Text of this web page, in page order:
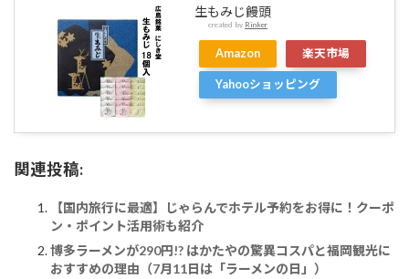
生もみじ饅頭
created by Rinker
Amazon 楽天市場
Yahooショッピング
関連投稿:
【国内旅行に最適】じゃらんでホテル予約をお得に！クーポ
ン・ポイント活用術も紹介
博多ラーメンが290円!? はかたやの驚異コスパと福岡観光に
おすすめの理由（7月11日は「ラーメンの日」）